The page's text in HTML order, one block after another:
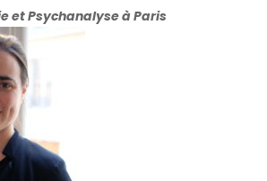
et Psychanalyse à Paris